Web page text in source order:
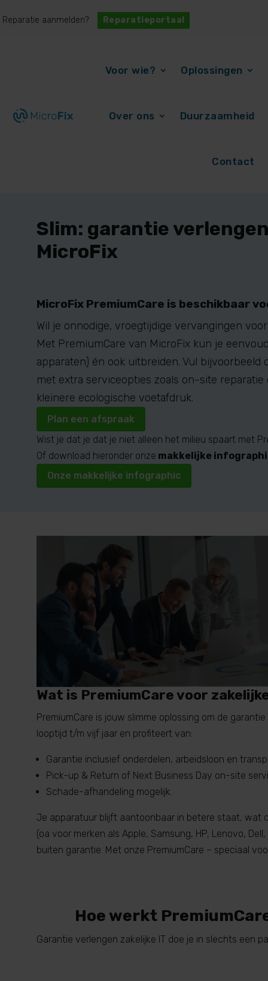
Status opvragen? Reparatieportaal
Voor wie? Oplossingen
Over ons Duurzaamheid
Contact
Slim: garantie
MicroFix
MicroFix PremiumCare is beschikbaar
Wil je onnodige, vroegtijdige vervangingen
Met PremiumCare van MicroFix kun je
apparaten) én ook uitbreiden. Vul bijvoorbeeld
met extra serviceopties zoals on-site
kleinere ecologische voetafdruk.
Plan een afspraak
Wist je dat je dat je niet alleen het milieu spaart met
Of download hieronder onze makkelijke
Onze makkelijke infographic
Wat is PremiumCare voor
PremiumCare is jouw slimme oplossing om de
looptijd t/m vijf jaar en profiteert van:
Garantie inclusief onderdelen, arbeidsloon en
Pick-up & Return of Next Business Day on-site
Schade-afhandeling mogelijk.
Je apparatuur blijft aantoonbaar in betere staat, wat
(oa voor merken als Apple, Samsung, HP, Lenovo,
buiten garantie. Met onze PremiumCare – speciaal
Hoe werkt
Garantie verlengen zakelijke IT doe je in slechts een